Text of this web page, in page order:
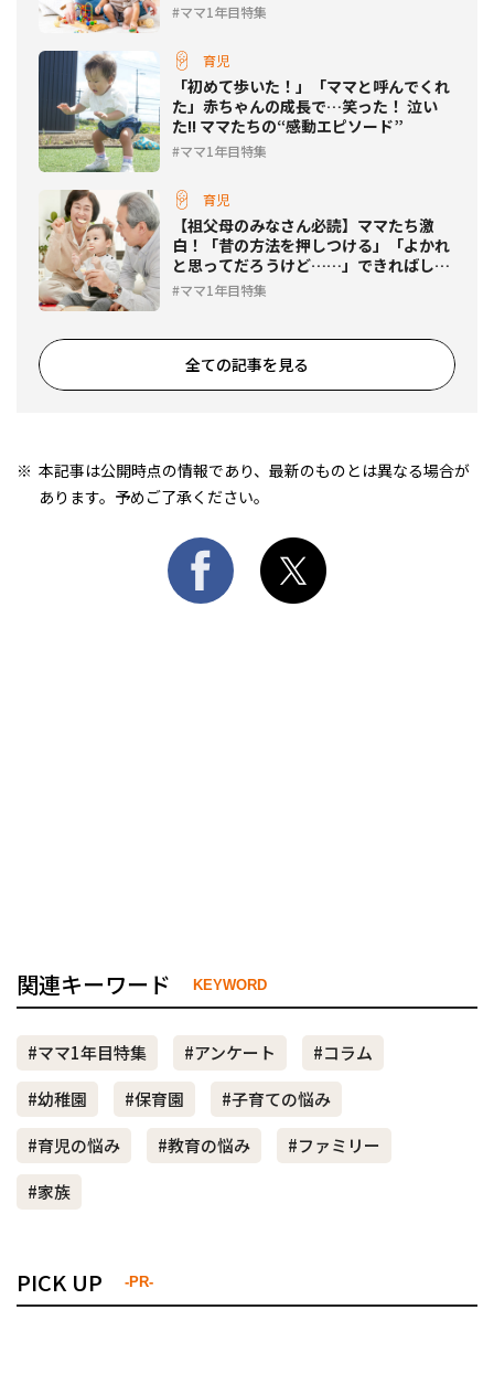
ママ1年目特集
育児
「初めて歩いた！」「ママと呼んでくれ
た」赤ちゃんの成長で…笑った！ 泣い
た!! ママたちの“感動エピソード”
ママ1年目特集
育児
【祖父母のみなさん必読】ママたち激
白！「昔の方法を押しつける」「よかれ
と思ってだろうけど……」できればしな
いでほしいこと
ママ1年目特集
全ての記事を見る
本記事は公開時点の情報であり、最新のものとは異なる場合が
あります。予めご了承ください。
関連キーワード KEYWORD
#ママ1年目特集 #アンケート
#コラム
#幼稚園
#保育園
#子育ての悩み
#育児の悩み
#教育の悩み
#ファミリー
#家族
PICK UP -PR-